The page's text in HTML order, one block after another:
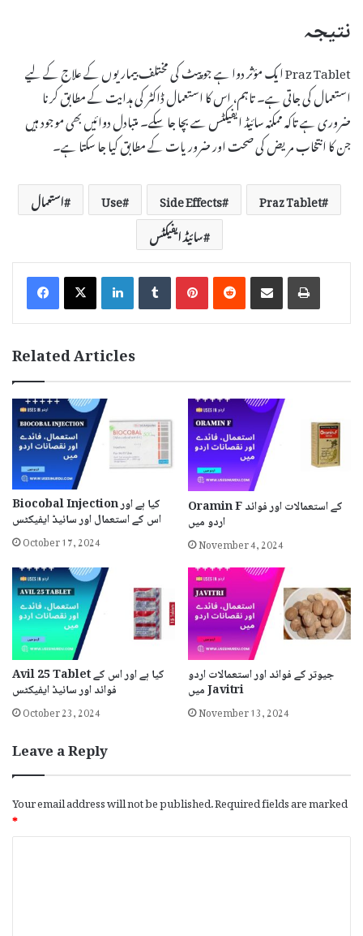
نتیجہ
Praz Tablet ایک مؤثر دوا ہے جو پیٹ کی مختلف بیماریوں کے علاج کے لیے
استعمال کی جاتی ہے۔ تاہم، اس کا استعمال ڈاکٹر کی ہدایت کے مطابق کرنا
ضروری ہے تاکہ ممکنہ سائیڈ ایفیکٹس سے بچا جا سکے۔ متبادل دوائیں بھی موجود ہیں
جن کا انتخاب مریض کی صحت اور ضروریات کے مطابق کیا جا سکتا ہے۔
Praz Tablet
Side Effects
Use
استعمال
سائیڈ ایفیکٹس
LinkedInTumblrPinterestReddit Share via Email Print
Related Articles
Biocobal Injection کیا ہے اور
اس کے استعمال اور سائیڈ ایفیکٹس
October 17, 2024
Oramin F کے استعمالات اور فوائد
اردو میں
November 4, 2024
Avil 25 Tablet کیا ہے اور اس کے
فوائد اور سائیڈ ایفیکٹس
October 23, 2024
جیوتر کے فوائد اور استعمالات اردو
میں Javitri
November 13, 2024
Leave a Reply
Your email address will not be published.Required fields are marked
*